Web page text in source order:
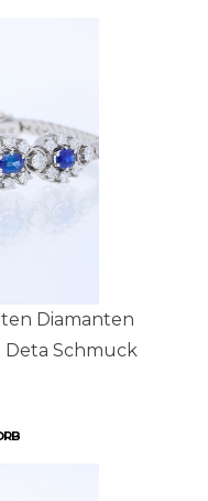
Diamanten
Deta Schmuck